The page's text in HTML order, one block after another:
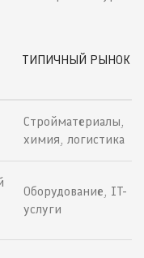
ТИПИЧНЫЙ РЫНОК
Стройматериалы,
химия, логистика
Оборудование, IT-
услуги